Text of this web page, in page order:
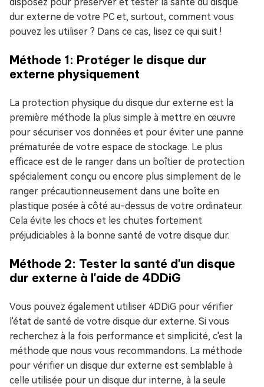
dur externe de votre PC et, surtout, comment vous
pouvez les utiliser ? Dans ce cas, lisez ce qui suit !
Méthode 1: Protéger le disque dur
externe physiquement
La protection physique du disque dur externe est la
première méthode la plus simple à mettre en œuvre
pour sécuriser vos données et pour éviter une panne
prématurée de votre espace de stockage. Le plus
efficace est de le ranger dans un boîtier de protection
spécialement conçu ou encore plus simplement de le
ranger précautionneusement dans une boîte en
plastique posée à côté au-dessus de votre ordinateur.
Cela évite les chocs et les chutes fortement
préjudiciables à la bonne santé de votre disque dur.
Méthode 2: Tester la santé d'un disque
dur externe à l'aide de 4DDiG
Vous pouvez également utiliser 4DDiG pour vérifier
l'état de santé de votre disque dur externe. Si vous
recherchez à la fois performance et simplicité, c'est la
méthode que nous vous recommandons. La méthode
pour vérifier un disque dur externe est semblable à
celle utilisée pour un disque dur interne, à la seule